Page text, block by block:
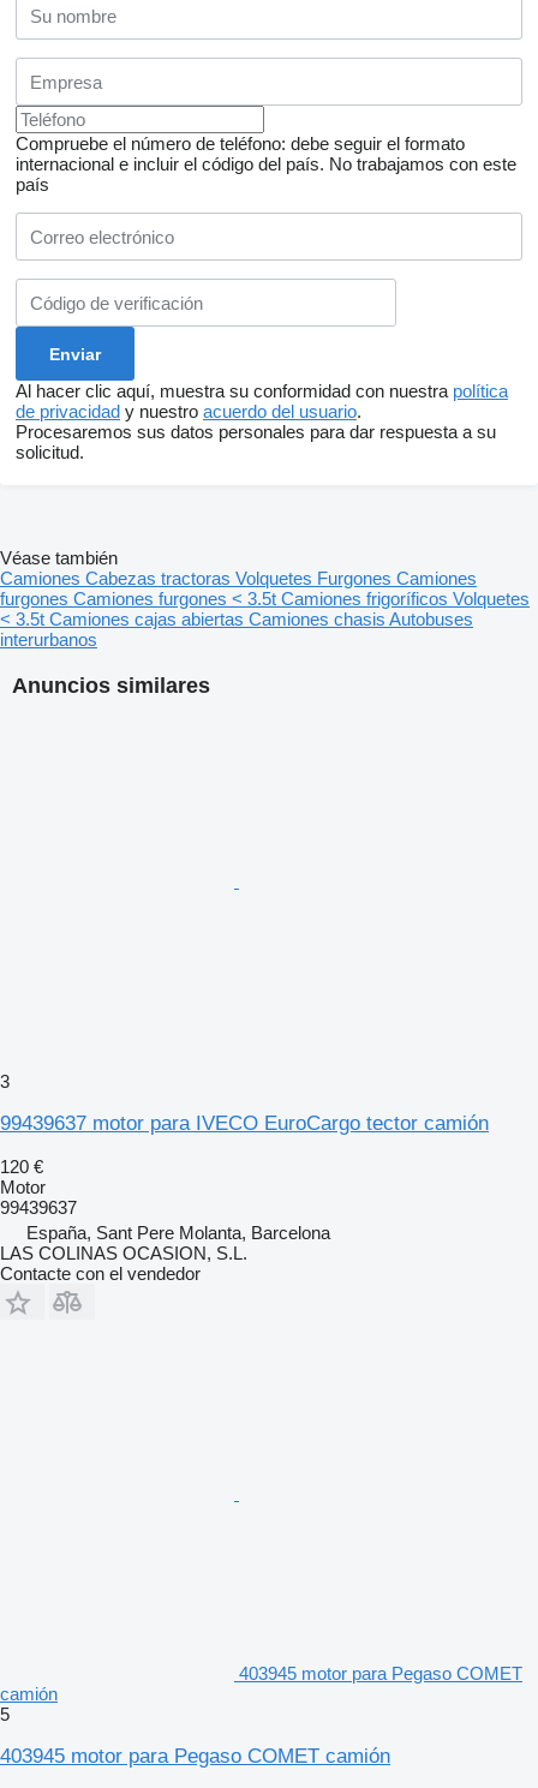
Compruebe el número de teléfono: debe seguir el formato
internacional e incluir el código del país. No trabajamos con este
país
Al hacer clic aquí, muestra su conformidad con nuestra política
de privacidad y nuestro acuerdo del usuario.
Procesaremos sus datos personales para dar respuesta a su
solicitud.
Anuncios similares
3
99439637 motor para IVECO EuroCargo tector camión
120 €
Motor
99439637
España, Sant Pere Molanta, Barcelona
LAS COLINAS OCASION, S.L.
Contacte con el vendedor
403945 motor para Pegaso COMET
camión
5
403945 motor para Pegaso COMET camión
Véase también
Camiones Cabezas tractoras Volquetes Furgones Camiones
furgones Camiones furgones < 3.5t Camiones frigoríficos Volquetes
< 3.5t Camiones cajas abiertas Camiones chasis Autobuses
interurbanos